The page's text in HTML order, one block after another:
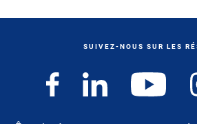
SUIVEZ-NOUS SUR LES